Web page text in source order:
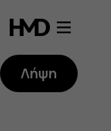
Λήψη